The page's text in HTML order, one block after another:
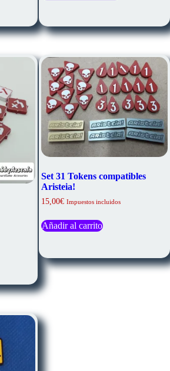
variantes.
Las
se
pueden
elegir
en
la
página
de
producto
Set 31 Tokens compatibles
Aristeia!
15,00€ Impuestos incluidos
Añadir al carrito